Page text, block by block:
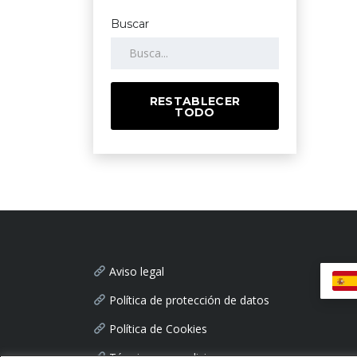
Buscar
RESTABLECER
TODO
Aviso legal
Política de protección de datos
Política de Cookies